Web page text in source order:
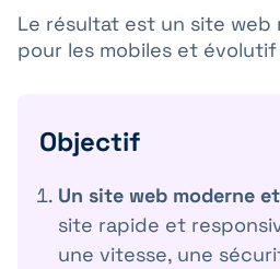
Le résultat est un site web
pour les mobiles et
Objectif
Un site web moderne
site rapide et
une vitesse, une